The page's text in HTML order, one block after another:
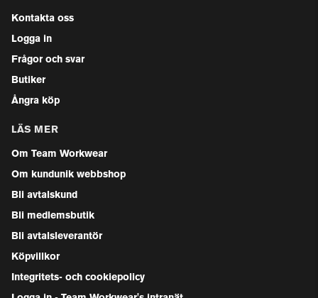
Kontakta oss
Logga in
Frågor och svar
Butiker
Ångra köp
LÄS MER
Om Team Workwear
Om kundunik webbshop
Bli avtalskund
Bli medlemsbutik
Bli avtalsleverantör
Köpvillkor
Integritets- och cookiepolicy